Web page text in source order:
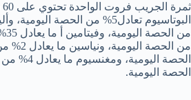
الحصة اليومية.